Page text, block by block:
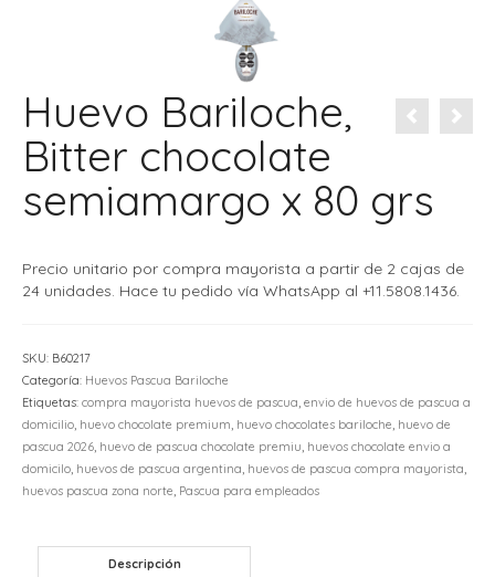
Huevo Bariloche,
Bitter chocolate
semiamargo x 80 grs
Precio unitario por compra mayorista a partir de 2 cajas de
24 unidades. Hace tu pedido vía WhatsApp al +11.5808.1436.
SKU: B60217
Categoría: Huevos Pascua Bariloche
Etiquetas: compra mayorista huevos de pascua envio de huevos de pascua a
domicilio huevo chocolate premium huevo chocolates bariloche huevo de
pascua 2026 huevo de pascua chocolate premiu huevos chocolate envio a
domicilo huevos de pascua argentina huevos de pascua compra mayorista
huevos pascua zona norte Pascua para empleados
Descripción